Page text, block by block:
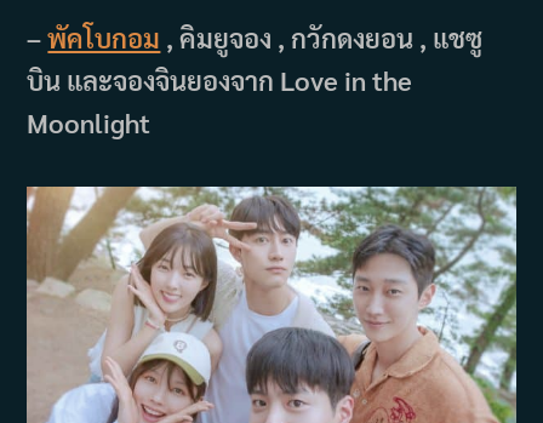
–พัคโบกอม , คิมยูจอง , กวักดงยอน , แชซู
บิน และจองจินยองจาก Love in the
Moonlight